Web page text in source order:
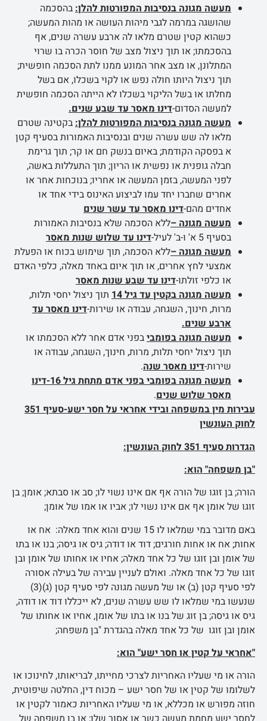
מעשה מגונה בנסיבות המפורטות להלן:בהסכמה
שהושגה במרמה לגבי מיהות העושה או מהות המעשה;
כשהוא קטין שטרם מלאו לה ארבע עשרה שנים, אף
בהסכמתו; או תוך ניצול מצב של חוסר הכרה בו שרוי
המתלונן, או מצב אחר המונע ממנו לתת הסכמה חופשית;
תוך ניצול היותו חולה נפש או לקוי בשכלו, אם בשל
מחלתו או בשל הליקוי בשכלו לא הייתה הסכמה חופשית
למעשה הסדום-דינו מאסר עד שבע שנים.
מעשה מגונה בנסיבות המפורטות להלן:בקטינה שטרם
מלאו לה שש עשרה שנים ובנסיבות האמורות בסעיף קטן
א בפסקה הקודמת; באיום בנשק חם או קר; תוך גרימת
חבלה גופנית או נפשית או הריון; תוך התעללות באשה,
לפני המעשה, בזמן המעשה או אחריו; בנוכחות אחר או
אחרים שחברו יחד עמו לביצוע האינוס בידי אחד או
אחדים מהם-דינו מאסר עד עשר שנים
מעשה מגונה –ללא הסכמה שלא בנסיבות האמורות
בסעיף 5 א' ו-ב' לעיל-
דינו עד שלוש שנות מאסר
מעשה מגונה –ללא הסכמה, תוך שימוש בכוח או הפעלת
אמצעי לחץ אחרים, או תוך איום באחד מאלה, כלפי האדם
או כלפי זולתו-דינו עד שבע שנות מאסר
מעשה מגונה בקטין עד גיל 14
תוך ניצול יחסי תלות,
מרות, חינוך, השגחה, עבודה או שירות-דינו מאסר עד
ארבע שנים.
מעשה מגונה בפומביבפני אדם אחר ללא הסכמתו או
תוך ניצול יחסי תלות, מרות, חינוך, השגחה, עבודה או
שירות-דינו מאסר שנה.
מעשה מגונה בפומבי בפני אדם מתחת גיל 16-דינו
מאסר שלוש שנים.
עבירות מין במשפחה ובידי אחראי על חסר ישע-סעיף 351
לחוק העונשין
הגדרות סעיף 351 לחוק העונשין:
"בן משפחה" הוא:
הורה; בן זוגו של הורה אף אם אינו נשוי לו; סב או סבתא; אומן; בן
זוגו של אומן אף אם אינו נשוי לו; אביו או אמו של אומן;
באם מדובר במי שמלאו לו 15 שנים והוא אחד מאלה: אח או
אחות; אח או אחות חורגים; דוד או דודה; גיס או גיסה; בנו או בתו
של אומן ובן זוגו של כל אחד מאלה; אחיו או אחותו של אומן ובן
זוגו של כל אחד מאלה. ואולם לעניין עבירה של בעילה אסורה
לפי סעיף קטן (ב) או של מעשה מגונה לפי סעיף קטן (ג)(3)
שנעשו במי שמלאו לו שש עשרה שנים, לא ייכללו דוד או דודה,
גיס או גיסה; בן זוג של בנו או בתו של אומן, אחיו או אחותו של
אומן ובן זוגו של כל אחד מאלה בהגדרת "בן משפחה;
"אחראי על קטין או חסר ישע" הוא:
הורה או מי שעליו האחריות לצרכי מחייתו, לבריאותו, לחינוכו או
לשלומו של קטין או של חסר ישע – מכוח דין, החלטה שיפוטית,
חוזה מפורש או מכללא, או מי שעליו האחריות כאמור לקטין או